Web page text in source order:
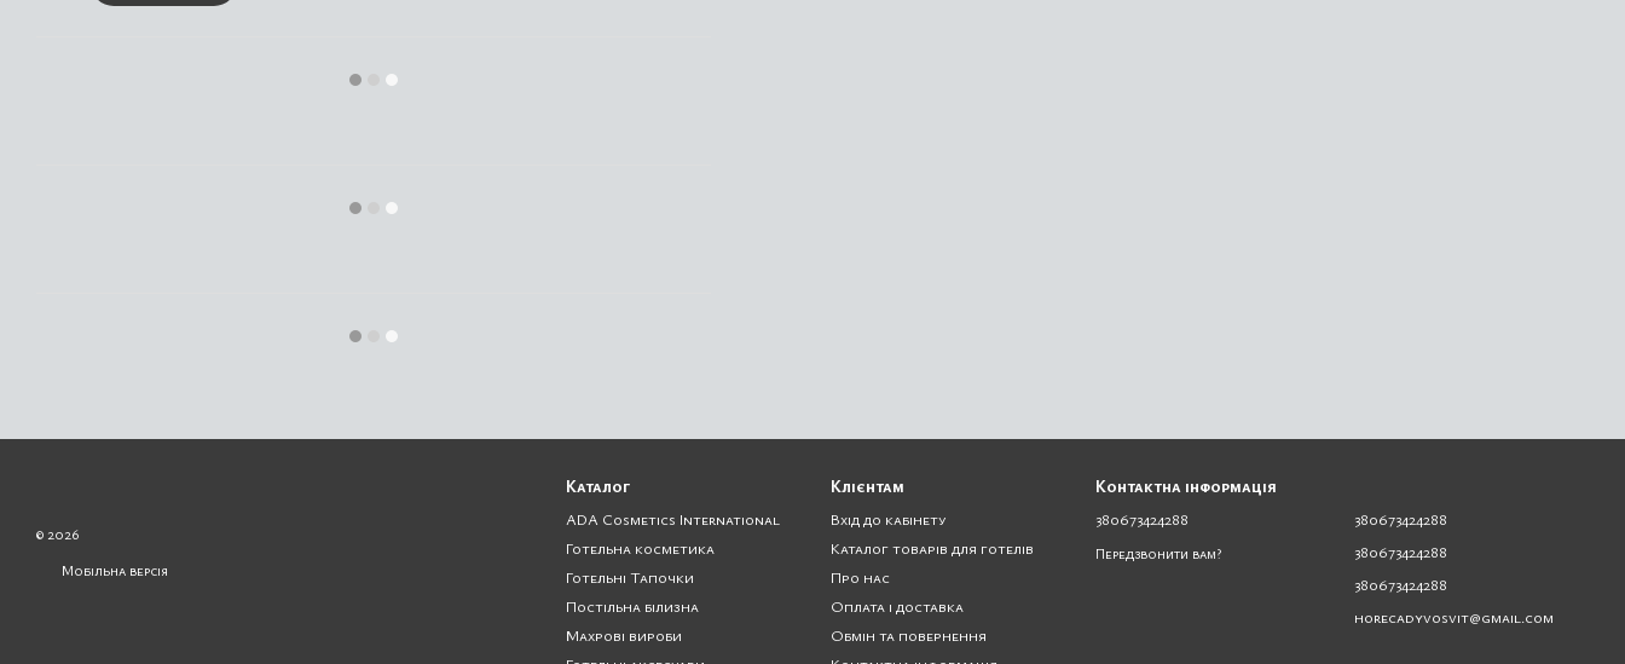
© 2026
Мобільна версія
Каталог
ADA Cosmetics International
Готельна косметика
Готельні Тапочки
Постільна білизна
Махрові вироби
Клієнтам
Вхід до кабінету
Каталог товарів для готелів
Про нас
Оплата і доставка
Обмін та повернення
Контактна інформація
380673424288
Передзвонити вам?
380673424288
380673424288
380673424288
horecadyvosvit@gmail.com